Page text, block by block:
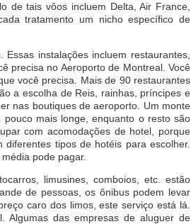
de tais vôos incluem Delta, Air France,
tratamento um nicho específico de
instalações incluem restaurantes,
precisa no Aeroporto de Montreal. Você
você precisa. Mais de 90 restaurantes
a escolha de Reis, rainhas, príncipes e
nas boutiques de aeroporto. Um monte
mais longe, enquanto o resto são
com acomodações de hotel, porque
tipos de hotéis para escolher.
pode pagar.
limusines, comboios, etc. estão
de pessoas, os ônibus podem levar
caro dos limos, este serviço está lá.
Algumas das empresas de aluguer de